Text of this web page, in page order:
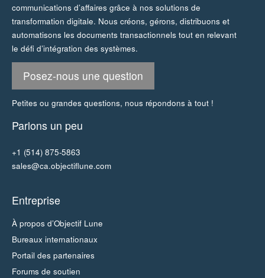
communications d’affaires grâce à nos solutions de
transformation digitale. Nous créons, gérons, distribuons et
automatisons les documents transactionnels tout en relevant
le défi d’intégration des systèmes.
Posez-nous une question
Petites ou grandes questions, nous répondons à tout !
Parlons un peu
+1 (514) 875-5863
sales@ca.objectiflune.com
Entreprise
À propos d’Objectif Lune
Bureaux internationaux
Portail des partenaires
Forums de soutien